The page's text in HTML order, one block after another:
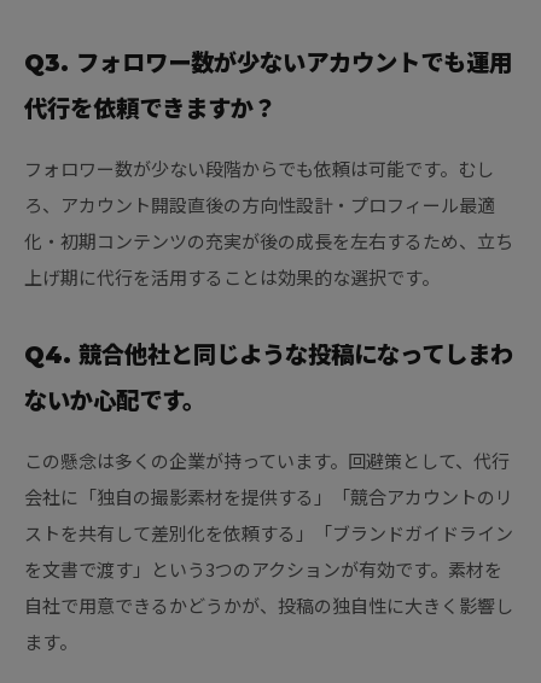
Q3. フォロワー数が少ないアカウントでも運用
代行を依頼できますか？
フォロワー数が少ない段階からでも依頼は可能です。むし
ろ、アカウント開設直後の方向性設計・プロフィール最適
化・初期コンテンツの充実が後の成長を左右するため、立ち
上げ期に代行を活用することは効果的な選択です。
Q4. 競合他社と同じような投稿になってしまわ
ないか心配です。
この懸念は多くの企業が持っています。回避策として、代行
会社に「独自の撮影素材を提供する」「競合アカウントのリ
ストを共有して差別化を依頼する」「ブランドガイドライン
を文書で渡す」という3つのアクションが有効です。素材を
自社で用意できるかどうかが、投稿の独自性に大きく影響し
ます。